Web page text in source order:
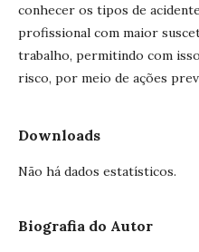
conhecer os tipos de
profissional com maior
trabalho, permitindo com
risco, por meio de ações
Downloads
Não há dados estatísticos.
Biografia do Autor